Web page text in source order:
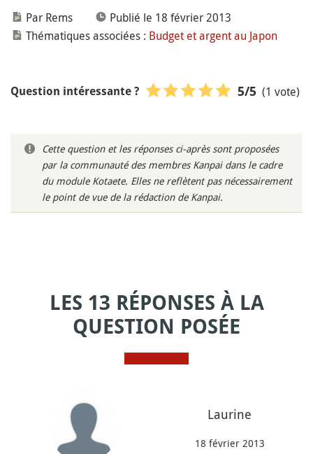
Par Rems
Publié le 18 février 2013
Thématiques associées : Budget et argent au Japon
Question intéressante ? 5/5 (1 vote)
Cette question et les réponses ci-après sont proposées
par la communauté des membres Kanpai dans le cadre
du module Kotaete. Elles ne reflètent pas nécessairement
le point de vue de la rédaction de Kanpai.
LES 13 RÉPONSES À LA
QUESTION POSÉE
Laurine
18 février 2013